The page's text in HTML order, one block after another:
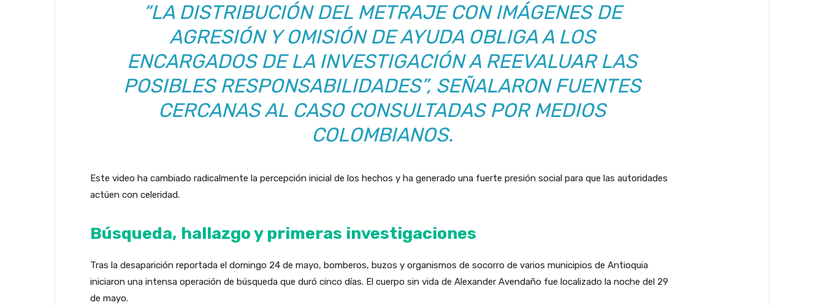
“LA DISTRIBUCIÓN DEL METRAJE CON IMÁGENES DE
AGRESIÓN Y OMISIÓN DE AYUDA OBLIGA A LOS
ENCARGADOS DE LA INVESTIGACIÓN A REEVALUAR LAS
POSIBLES RESPONSABILIDADES”, SEÑALARON FUENTES
CERCANAS AL CASO CONSULTADAS POR MEDIOS
COLOMBIANOS.
Este video ha cambiado radicalmente la percepción inicial de los hechos y ha generado una fuerte presión social para que las autoridades
actúen con celeridad.
Búsqueda, hallazgo y primeras investigaciones
Tras la desaparición reportada el domingo 24 de mayo, bomberos, buzos y organismos de socorro de varios municipios de Antioquia
iniciaron una intensa operación de búsqueda que duró cinco días. El cuerpo sin vida de Alexander Avendaño fue localizado la noche del 29
de mayo.